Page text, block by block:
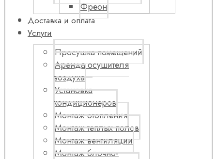
Фреон
Доставка и оплата
Услуги
Просушка помещений
Аренда осушителя
воздуха
Установка
кондиционеров
Монтаж отопления
Монтаж теплых полов
Монтаж вентиляции
Монтаж блочно-